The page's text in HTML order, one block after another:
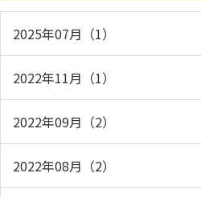
2025年07月（1）
2022年11月（1）
2022年09月（2）
2022年08月（2）